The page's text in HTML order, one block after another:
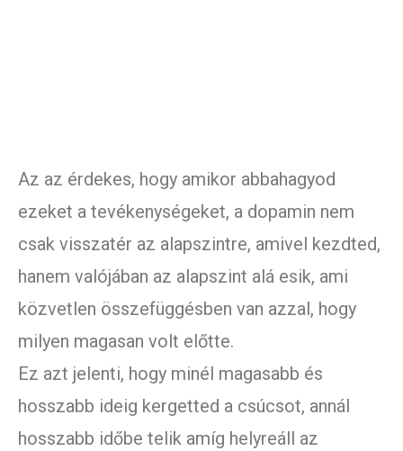
Az az érdekes, hogy amikor abbahagyod
ezeket a tevékenységeket, a dopamin nem
csak visszatér az alapszintre, amivel kezdted,
hanem valójában az alapszint alá esik, ami
közvetlen összefüggésben van azzal, hogy
milyen magasan volt előtte.
Ez azt jelenti, hogy minél magasabb és
hosszabb ideig kergetted a csúcsot, annál
hosszabb időbe telik amíg helyreáll az